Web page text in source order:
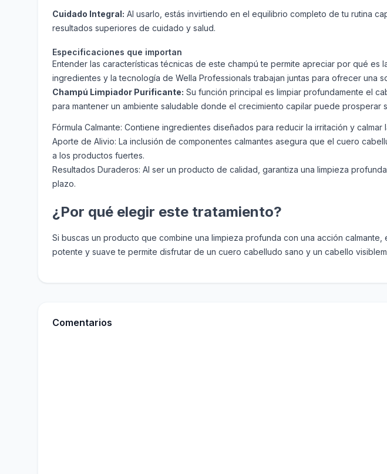
Cuidado Integral: Al usarlo, estás invirtiendo en el equilibrio completo de tu rutina
resultados superiores de cuidado y salud.
Especificaciones que importan
Entender las características técnicas de este champú te permite apreciar por qué
ingredientes y la tecnología de Wella Professionals trabajan juntas para ofrecer una
Champú Limpiador Purificante: Su función principal es limpiar profundamente el
para mantener un ambiente saludable donde el crecimiento capilar puede prosperar
Fórmula Calmante: Contiene ingredientes diseñados para reducir la irritación y
Aporte de Alivio: La inclusión de componentes calmantes asegura que el cuero
a los productos fuertes.
Resultados Duraderos: Al ser un producto de calidad, garantiza una limpieza
plazo.
¿Por qué elegir este tratamiento?
Si buscas un producto que combine una limpieza profunda con una acción
potente y suave te permite disfrutar de un cuero cabelludo sano y un cabello
Comentarios